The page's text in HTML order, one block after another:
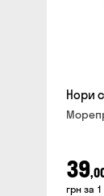
Нори
39
грн за